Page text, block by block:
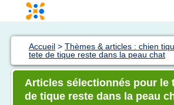
Accueil > Thèmes & articles : chien
tete de tique reste dans la peau chat
Articles sélectionnés pour le
de tique reste dans la peau